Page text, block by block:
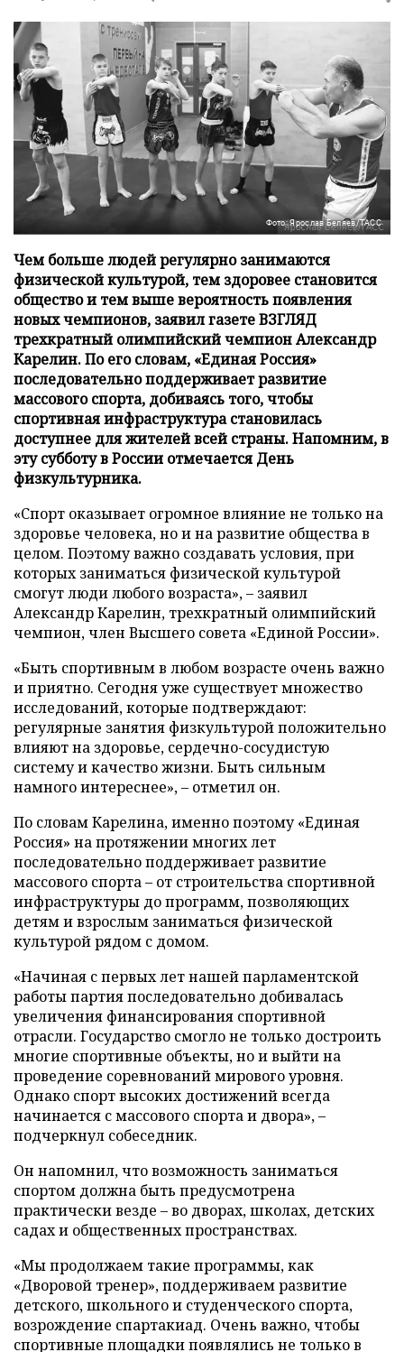
Фото: Ярослав Беляев/ТАСС
Чем больше людей регулярно занимаются
физической культурой, тем здоровее становится
общество и тем выше вероятность появления
новых чемпионов, заявил газете ВЗГЛЯД
трехкратный олимпийский чемпион Александр
Карелин. По его словам, «Единая Россия»
последовательно поддерживает развитие
массового спорта, добиваясь того, чтобы
спортивная инфраструктура становилась
доступнее для жителей всей страны. Напомним, в
эту субботу в России отмечается День
физкультурника.
«Спорт оказывает огромное влияние не только на
здоровье человека, но и на развитие общества в
целом. Поэтому важно создавать условия, при
которых заниматься физической культурой
смогут люди любого возраста», – заявил
Александр Карелин, трехкратный олимпийский
чемпион, член Высшего совета «Единой России».
«Быть спортивным в любом возрасте очень важно
и приятно. Сегодня уже существует множество
исследований, которые подтверждают:
регулярные занятия физкультурой положительно
влияют на здоровье, сердечно-сосудистую
систему и качество жизни. Быть сильным
намного интереснее», – отметил он.
По словам Карелина, именно поэтому «Единая
Россия» на протяжении многих лет
последовательно поддерживает развитие
массового спорта – от строительства спортивной
инфраструктуры до программ, позволяющих
детям и взрослым заниматься физической
культурой рядом с домом.
«Начиная с первых лет нашей парламентской
работы партия последовательно добивалась
увеличения финансирования спортивной
отрасли. Государство смогло не только достроить
многие спортивные объекты, но и выйти на
проведение соревнований мирового уровня.
Однако спорт высоких достижений всегда
начинается с массового спорта и двора», –
подчеркнул собеседник.
Он напомнил, что возможность заниматься
спортом должна быть предусмотрена
практически везде – во дворах, школах, детских
садах и общественных пространствах.
«Мы продолжаем такие программы, как
«Дворовой тренер», поддерживаем развитие
детского, школьного и студенческого спорта,
возрождение спартакиад. Очень важно, чтобы
спортивные площадки появлялись не только в